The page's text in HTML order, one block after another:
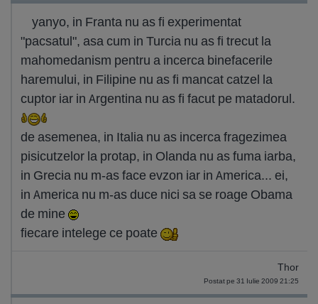
yanyo, in Franta nu as fi experimentat
"pacsatul", asa cum in Turcia nu as fi trecut la
mahomedanism pentru a incerca binefacerile
haremului, in Filipine nu as fi mancat catzel la
cuptor iar in Argentina nu as fi facut pe matadorul.
de asemenea, in Italia nu as incerca fragezimea
pisicutzelor la protap, in Olanda nu as fuma iarba,
in Grecia nu m-as face evzon iar in America... ei,
in America nu m-as duce nici sa se roage Obama
de mine
fiecare intelege ce poate
Thor
Postat pe 31 Iulie 2009 21:25